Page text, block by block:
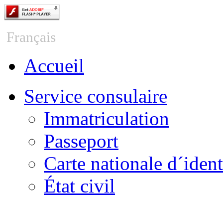
Français
Accueil
Service consulaire
Immatriculation
Passeport
Carte nationale
État civil